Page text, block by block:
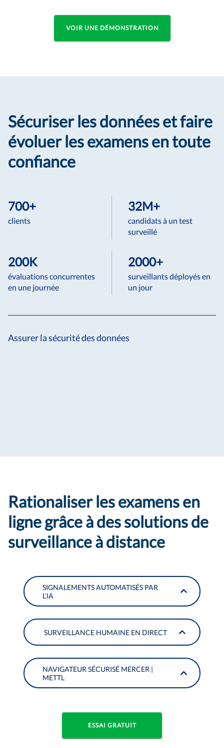
VOIR UNE DÉMONSTRATION
Sécuriser les données et faire
évoluer les examens en toute
confiance
700+
clients
32M+
candidats à un test
surveillé
200K
évaluations concurrentes
en une journée
2000+
surveillants déployés en
un jour
Assurer la sécurité des données
Rationaliser les examens en
ligne grâce à des solutions de
surveillance à distance
SIGNALEMENTS AUTOMATISÉS PAR
L’IA
SURVEILLANCE HUMAINE EN DIRECT
NAVIGATEUR SÉCURISÉ MERCER |
METTL
ESSAI GRATUIT